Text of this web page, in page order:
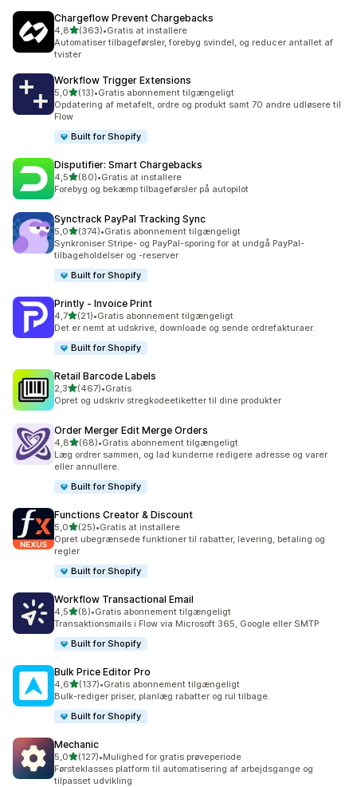
Chargeflow Prevent Chargebacks
4,8ud af 5 stjerner
(363)
363 anmeldelser i alt
•Gratis at installere
Automatiser tilbageførsler, forebyg svindel, og reducer antallet af
tvister
Workflow Trigger Extensions
5,0ud af 5 stjerner
(13)
13 anmeldelser i alt
•Gratis abonnement tilgængeligt
Opdatering af metafelt, ordre og produkt samt 70 andre udløsere til
Flow
Built for Shopify
Disputifier: Smart Chargebacks
4,5ud af 5 stjerner
(80)
80 anmeldelser i alt
•Gratis at installere
Forebyg og bekæmp tilbageførsler på autopilot
Synctrack PayPal Tracking Sync
5,0ud af 5 stjerner
(374)
374 anmeldelser i alt
•Gratis abonnement tilgængeligt
Synkroniser Stripe- og PayPal-sporing for at undgå PayPal-
tilbageholdelser og -reserver
Built for Shopify
Printly ‑ Invoice Print
4,7ud af 5 stjerner
(21)
21 anmeldelser i alt
•Gratis abonnement tilgængeligt
Det er nemt at udskrive, downloade og sende ordrefakturaer.
Built for Shopify
Retail Barcode Labels
2,3ud af 5 stjerner
(467)
467 anmeldelser i alt
•Gratis
Opret og udskriv stregkodeetiketter til dine produkter
Order Merger Edit Merge Orders
4,8ud af 5 stjerner
(68)
68 anmeldelser i alt
•Gratis abonnement tilgængeligt
Læg ordrer sammen, og lad kunderne redigere adresse og varer
eller annullere.
Built for Shopify
Functions Creator & Discount
5,0ud af 5 stjerner
(25)
25 anmeldelser i alt
•Gratis at installere
Opret ubegrænsede funktioner til rabatter, levering, betaling og
regler
Built for Shopify
Workflow Transactional Email
4,5ud af 5 stjerner
(8)
8 anmeldelser i alt
•Gratis abonnement tilgængeligt
Transaktionsmails i Flow via Microsoft 365, Google eller SMTP
Built for Shopify
Bulk Price Editor Pro
4,6ud af 5 stjerner
(137)
137 anmeldelser i alt
•Gratis abonnement tilgængeligt
Bulk-rediger priser, planlæg rabatter og rul tilbage.
Built for Shopify
Mechanic
5,0ud af 5 stjerner
(127)
127 anmeldelser i alt
•Mulighed for gratis prøveperiode
Førsteklasses platform til automatisering af arbejdsgange og
tilpasset udvikling